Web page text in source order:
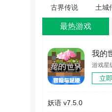
古界传说
单职业传
奇手机最
V1.3.0
土城
原版
最热游戏
我的
机版
游戏星
立
妖语 v7.5.0